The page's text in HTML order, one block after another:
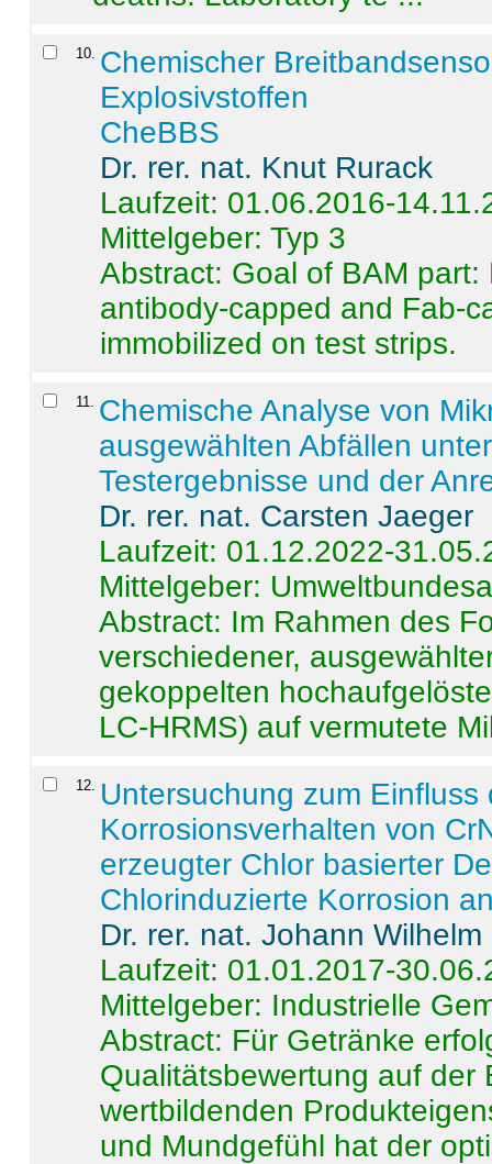
10 Chemischer
Explosivstoffen
CheBBS
Dr. rer. nat. Knut Rurack
Laufzeit: 01.06.2016-
Mittelgeber: Typ 3
Abstract: Goal of BAM
antibody-capped and Fab-
immobilized on test strips.
11
Chemische Analyse von
ausgewählten Abfällen
Testergebnisse und der
Dr. rer. nat. Carsten Jaeger
Laufzeit: 01.12.2022-
Mittelgeber:
Abstract: Im Rahmen des
verschiedener,
gekoppelten
LC-HRMS) auf vermutete
12
Untersuchung zum
Korrosionsverhalten von
erzeugter Chlor basierter
Chlorinduzierte Korrosion
Dr. rer. nat. Johann
Laufzeit: 01.01.2017-
Mittelgeber: Industrielle
Abstract: Für Getränke
Qualitätsbewertung auf der
wertbildenden
und Mundgefühl hat der